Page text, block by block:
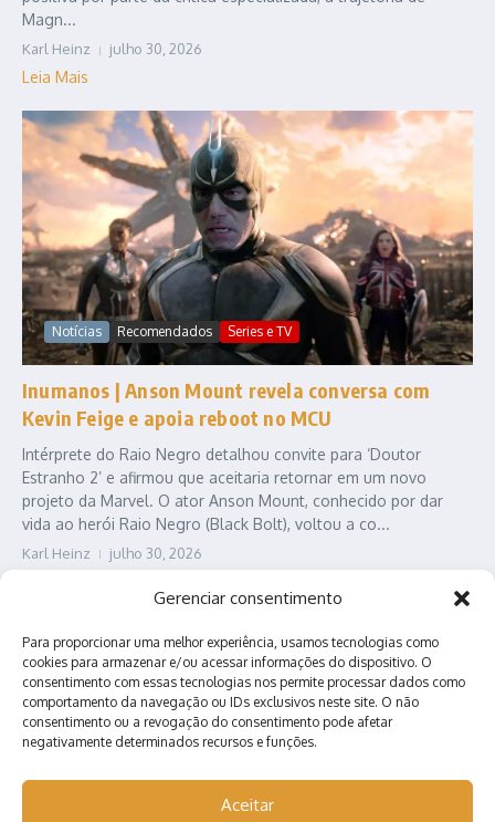
Gerenciar consentimento
Para proporcionar uma melhor experiência, usamos tecnologias como
cookies para armazenar e/ou acessar informações do dispositivo. O
consentimento com essas tecnologias nos permite processar dados como
comportamento da navegação ou IDs exclusivos neste site. O não
consentimento ou a revogação do consentimento pode afetar
negativamente determinados recursos e funções.
Aceitar
Magn...
Karl Heinz julho 30, 2026
Leia Mais
Notícias Recomendados Series e TV
Inumanos | Anson Mount revela conversa com
Kevin Feige e apoia reboot no MCU
Intérprete do Raio Negro detalhou convite para ‘Doutor
Estranho 2’ e afirmou que aceitaria retornar em um novo
projeto da Marvel. O ator Anson Mount, conhecido por dar
vida ao herói Raio Negro (Black Bolt), voltou a co...
Karl Heinz julho 30, 2026
Anuncie conosco!